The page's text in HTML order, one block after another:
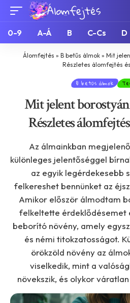
0-9 A-Á B C-Cs D
Álomfejtés » B betűs álmok » Mit
Részletes álomfejtés
B betűs álmok
Mit jelent
Részletes
Az álmainkban
különleges jelentőséggel
az egyik legérdekesebb
felkereshet bennünket az
Amikor először álmodtam
felkeltette érdeklődésemet
beborító növény, amely
és némi titokzatosságot.
örökzöld növény az
viselkedik, mint a
növekszik, és olykor